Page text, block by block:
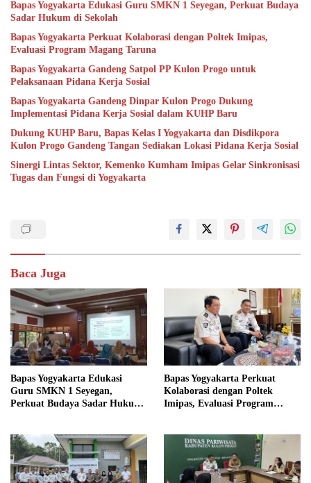
Bapas Yogyakarta Edukasi Guru SMKN 1 Seyegan, Perkuat Budaya
Sadar Hukum di Sekolah
Bapas Yogyakarta Perkuat Kolaborasi dengan Poltek Imipas,
Evaluasi Program Magang Taruna
Bapas Yogyakarta Gandeng Satpol PP Kulon Progo untuk
Pelaksanaan Pidana Kerja Sosial
Bapas Yogyakarta Gandeng Dinpar Kulon Progo Dukung
Implementasi Pidana Kerja Sosial dalam KUHP Baru
Dukung KUHP Baru, Bapas Kelas I Yogyakarta dan Disdikpora
Kulon Progo Gandeng Tangan Sediakan Lokasi Pidana Kerja Sosial
Sinergi Lintas Sektor, Kemenko Kumham Imipas Gelar Sinkronisasi
Tugas dan Fungsi di Yogyakarta
Baca Juga
Bapas Yogyakarta Edukasi
Guru SMKN 1 Seyegan,
Perkuat Budaya Sadar Hukum
Bapas Yogyakarta Perkuat
Kolaborasi dengan Poltek
Imipas, Evaluasi Program